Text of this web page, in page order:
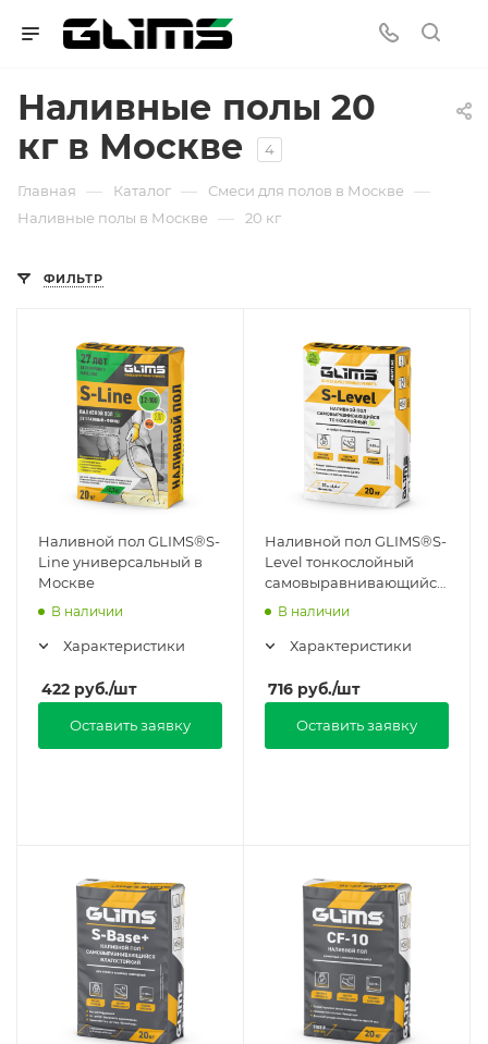
Наливные полы 20
кг в Москве
4
Главная — Каталог — Смеси для полов в Москве —
Наливные полы в Москве — 20 кг
ФИЛЬТР
Наливной пол GLIMS®S-
Line универсальный в
Москве
В наличии
Характеристики
422 руб./шт
Оставить заявку
Наливной пол GLIMS®S-
Level тонкослойный
самовыравнивающийся
в Москве
В наличии
Характеристики
716 руб./шт
Оставить заявку